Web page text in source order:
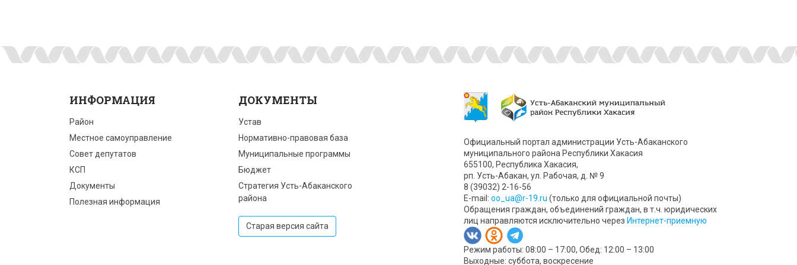
ИНФОРМАЦИЯ
Район
Местное самоуправление
Совет депутатов
КСП
Документы
Полезная информация
ДОКУМЕНТЫ
Устав
Нормативно-правовая база
Муниципальные программы
Бюджет
Стратегия Усть-Абаканского
района
Старая версия сайта
Официальный портал администрации Усть-Абаканского
муниципального района Республики Хакасия
655100, Республика Хакасия,
рп. Усть-Абакан, ул. Рабочая, д. № 9
8 (39032) 2-16-56
Е-mail: oo_ua@r-19.ru (только для официальной почты)
Обращения граждан, объединений граждан, в т.ч. юридических
лиц направляются исключительно через Интернет-приемную
Режим работы: 08:00 – 17:00, Обед: 12:00 – 13:00
Выходные: суббота, воскресение